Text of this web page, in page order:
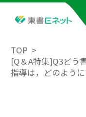
TOP
[Q＆A特集]Q3どう
指導は，どのよう